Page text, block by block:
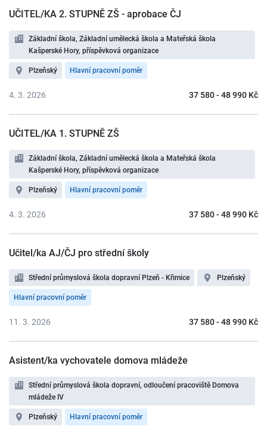
UČITEL/KA 2. STUPNĚ ZŠ - aprobace ČJ
Základní škola, Základní umělecká škola a Mateřská škola
Kašperské Hory, příspěvková organizace
Plzeňský Hlavní pracovní poměr
37 580 - 48 990 Kč
4. 3. 2026
UČITEL/KA 1. STUPNĚ ZŠ
Základní škola, Základní umělecká škola a Mateřská škola
Kašperské Hory, příspěvková organizace
Plzeňský Hlavní pracovní poměr
37 580 - 48 990 Kč
4. 3. 2026
Učitel/ka AJ/ČJ pro střední školy
Střední průmyslová škola dopravní Plzeň - Křimice Plzeňský
Hlavní pracovní poměr
37 580 - 48 990 Kč
11. 3. 2026
Asistent/ka vychovatele domova mládeže
Střední průmyslová škola dopravní, odloučení pracoviště Domova
mládeže IV
Plzeňský Hlavní pracovní poměr